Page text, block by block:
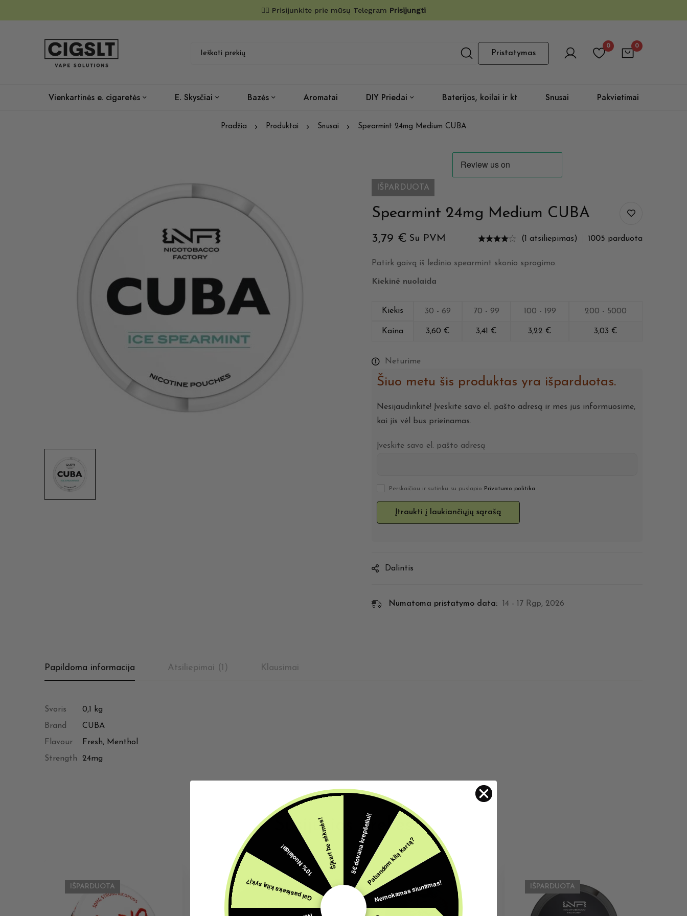
✌🏼 Prisijunkite prie mūsų Telegram Prisijungti
Pristatymas
0 0
Vienkartinės e. cigaretės E. Skysčiai Bazės Aromatai DIY Priedai Baterijos, koilai ir kt Snusai Pakvietimai
Pradžia Produktai Snusai Spearmint 24mg Medium CUBA
IŠPARDUOTA
Spearmint 24mg Medium CUBA
3,79 € Su PVM (1 atsiliepimas) 1005 parduota
Patirk gaivą iš ledinio spearmint skonio sprogimo.
Kiekinė nuolaida
Kiekis 30 - 69 70 - 99 100 - 199 200 - 5000
Kaina 3,60 € 3,41 € 3,22 € 3,03 €
Neturime
Šiuo metu šis produktas yra išparduotas.
Nesijaudinkite! Įveskite savo el. pašto adresą ir mes jus informuosime,
kai jis vėl bus prieinamas.
Įveskite savo el. pašto adresą
Perskaičiau ir sutinku su puslapio Privatumo politika
Dalintis
Numatoma pristatymo data: 14 - 17 Rgp, 2026
Papildoma informacija Atsiliepimai (1) Klausimai
Svoris
0,1 kg
Brand
CUBA
Flavour
Fresh, Menthol
Strength
24mg
Susijusios prekės
IŠPARDUOTA IŠPARDUOTA IŠPARDUOTA
5€ dovana krepšeliui!Pabandom kitą kartą?
Nemokamas siuntimas!
Gal pasiseks kitą sykį?
10% Nuolaida!Šįkart be sėkmės!